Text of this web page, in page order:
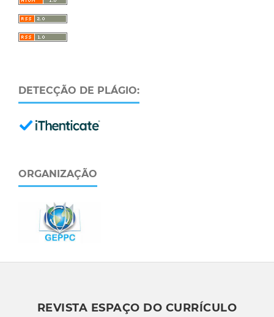
DETECÇÃO DE PLÁGIO:
ORGANIZAÇÃO
REVISTA ESPAÇO DO CURRÍCULO